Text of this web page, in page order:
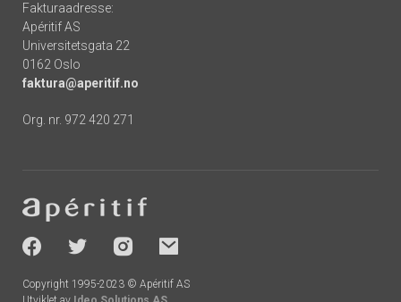
Fakturaadresse:
Apéritif AS
Universitetsgata 22
0162 Oslo
faktura@aperitif.no
Org. nr. 972 420 271
-
socials
Copyright 1995-2023 © Apéritif AS